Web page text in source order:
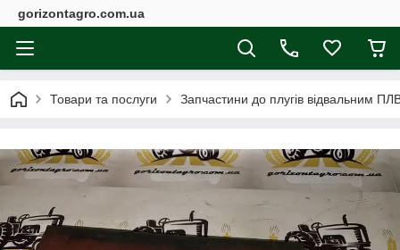
gorizontagro.com.ua
Товари та послуги Запчастини до плугів відвальним